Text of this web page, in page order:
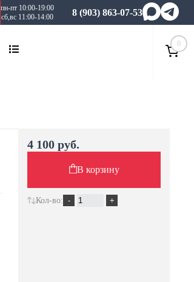
пн-пт 10:00-19:00
сб,вс 11:00-14:00
8 (903) 863-07-53
0
4 100 руб.
В корзину
Кол-во: